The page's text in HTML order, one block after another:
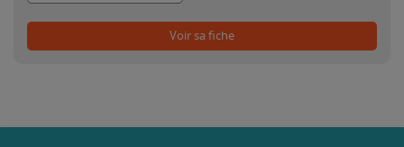
Voir sa fiche